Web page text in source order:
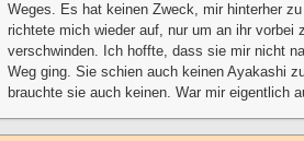
Weges. Es hat keinen Zweck, mir hinterher
richtete mich wieder auf, nur um an ihr vorbei
verschwinden. Ich hoffte, dass sie mir nicht
Weg ging. Sie schien auch keinen Ayakashi
brauchte sie auch keinen. War mir eigentlich